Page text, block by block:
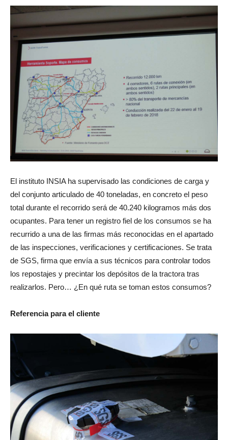
El instituto INSIA ha supervisado las condiciones de carga y
del conjunto articulado de 40 toneladas, en concreto el peso
total durante el recorrido será de 40.240 kilogramos más dos
ocupantes. Para tener un registro fiel de los consumos se ha
recurrido a una de las firmas más reconocidas en el apartado
de las inspecciones, verificaciones y certificaciones. Se trata
de SGS, firma que envía a sus técnicos para controlar todos
los repostajes y precintar los depósitos de la tractora tras
realizarlos. Pero… ¿En qué ruta se toman estos consumos?
Referencia para el cliente